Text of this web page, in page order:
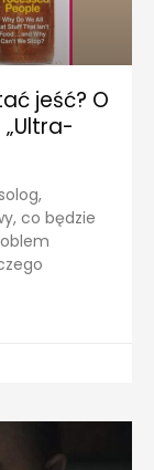
jeść? O
co będzie